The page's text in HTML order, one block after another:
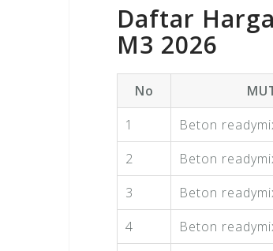
Daftar
M3 2026
No
1
Beton
2
Beton
3
Beton
4
Beton